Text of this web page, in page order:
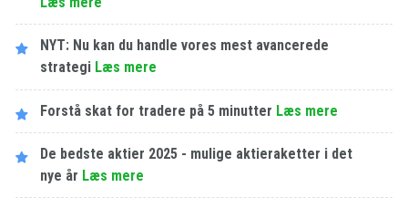
NYT: Nu kan du handle vores mest avancerede
strategi Læs mere
Forstå skat for tradere på 5 minutter Læs mere
De bedste aktier 2025 - mulige aktieraketter i det
nye år Læs mere